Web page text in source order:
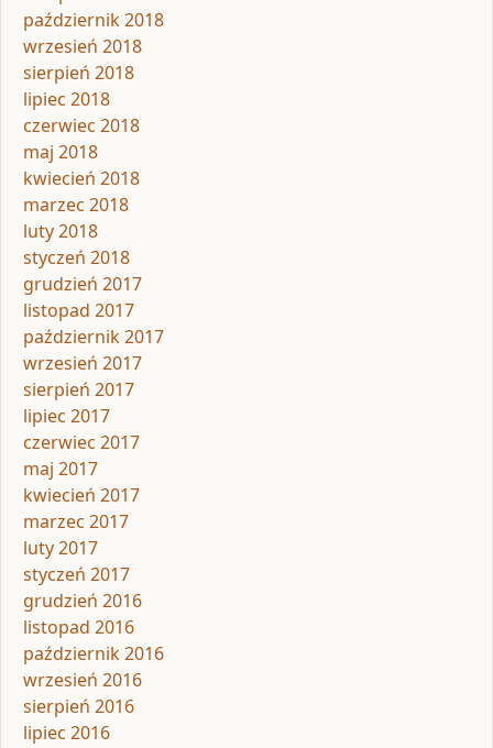
październik 2018
wrzesień 2018
sierpień 2018
lipiec 2018
czerwiec 2018
maj 2018
kwiecień 2018
marzec 2018
luty 2018
styczeń 2018
grudzień 2017
listopad 2017
październik 2017
wrzesień 2017
sierpień 2017
lipiec 2017
czerwiec 2017
maj 2017
kwiecień 2017
marzec 2017
luty 2017
styczeń 2017
grudzień 2016
listopad 2016
październik 2016
wrzesień 2016
sierpień 2016
lipiec 2016